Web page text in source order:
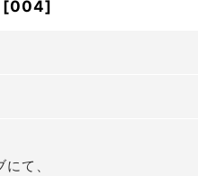
[004]
て、